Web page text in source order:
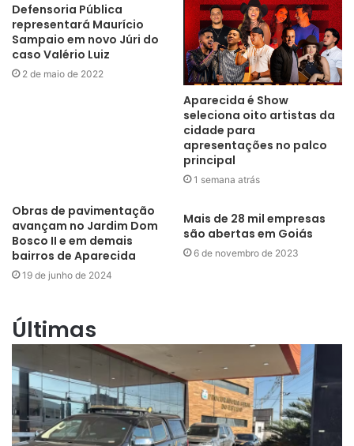
Defensoria Pública
representará Maurício
Sampaio em novo Júri do
caso Valério Luiz
2 de maio de 2022
Aparecida é Show
seleciona oito artistas da
cidade para
apresentações no palco
principal
1 semana atrás
Obras de pavimentação
avançam no Jardim Dom
Bosco II e em demais
bairros de Aparecida
19 de junho de 2024
Mais de 28 mil empresas
são abertas em Goiás
6 de novembro de 2023
Últimas